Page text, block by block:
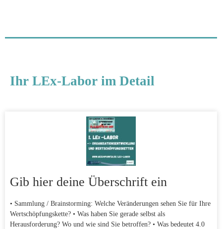
Ihr LEx-Labor im Detail
Gib hier deine Überschrift ein
• Sammlung / Brainstorming: Welche Veränderungen sehen Sie für Ihre
Wertschöpfungskette? • Was haben Sie gerade selbst als
Herausforderung? Wo und wie sind Sie betroffen? • Was bedeutet 4.0